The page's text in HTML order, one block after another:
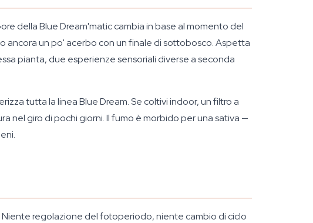
della Blue Dream'matic cambia in base al momento del
ancora un po' acerbo con un finale di sottobosco. Aspetta
pianta, due esperienze sensoriali diverse a seconda
tutta la linea Blue Dream. Se coltivi indoor, un filtro a
nel giro di pochi giorni. Il fumo è morbido per una sativa —
regolazione del fotoperiodo, niente cambio di ciclo